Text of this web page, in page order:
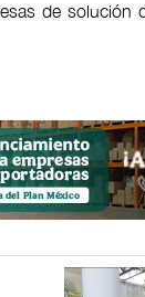
de solución